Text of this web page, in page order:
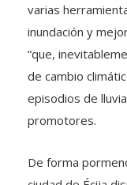
varias
inundación y
“que,
de cambio
episodios de
promotores.
De forma